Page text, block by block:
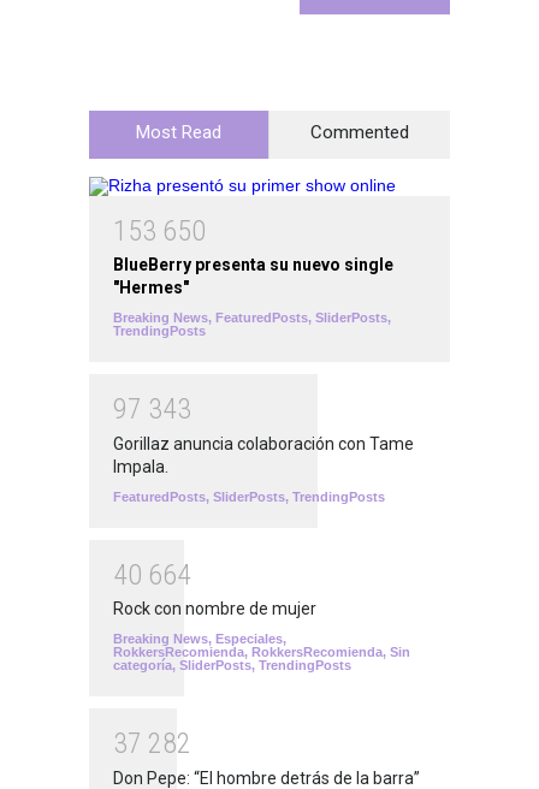
Most Read Commented
1 53 650
BlueBerry presenta su nuevo single
"Hermes"
Breaking News, FeaturedPosts, SliderPosts,
TrendingPosts
97 343
Gorillaz anuncia colaboración con Tame
Impala.
FeaturedPosts, SliderPosts, TrendingPosts
40 664
Rock con nombre de mujer
Breaking News, Especiales,
RokkersRecomienda, RokkersRecomienda, Sin
categoría, SliderPosts, TrendingPosts
37 282
Don Pepe: “El hombre detrás de la barra”